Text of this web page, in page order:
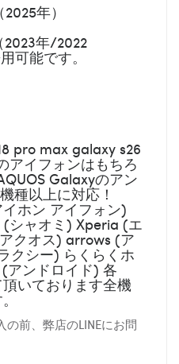
年）
2023年/2022
可能です。
pro max galaxy s26
アイフォンはもちろ
Galaxyのアン
種以上に対応！
ホン アイフォン)
シャオミ) Xperia (エ
クオス) arrows (ア
クシー) らくらくホ
アンドロイド) 各
いております全機
前、弊店のLINEにお問